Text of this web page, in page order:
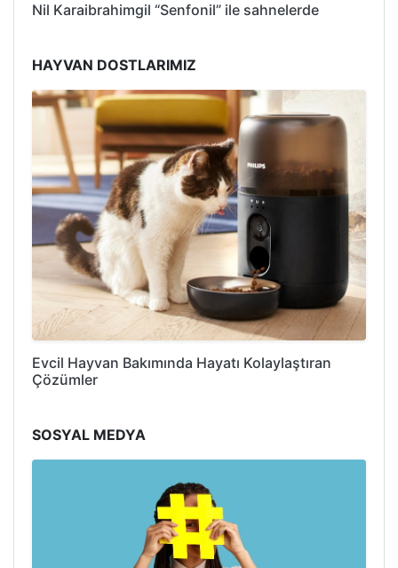
Nil Karaibrahimgil “Senfonil” ile sahnelerde
HAYVAN DOSTLARIMIZ
Evcil Hayvan Bakımında Hayatı Kolaylaştıran
Çözümler
SOSYAL MEDYA